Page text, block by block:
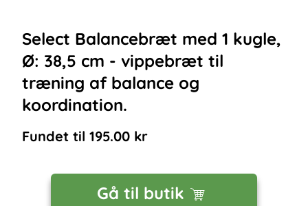
Select Balancebræt med 1 kugle,
Ø: 38,5 cm - vippebræt til
træning af balance og
koordination.
Fundet til 195.00 kr
Gå til butik